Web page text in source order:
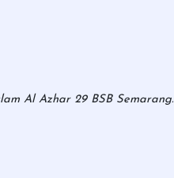
Al Azhar 29 BSB Semarang.